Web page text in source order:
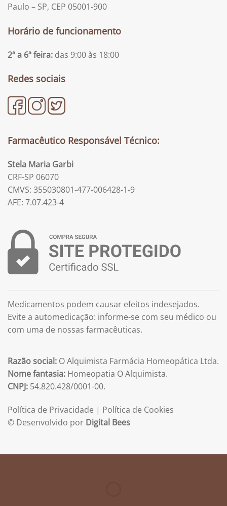
Paulo – SP, CEP 05001-900
Horário de funcionamento
2ª a 6ª feira: das 9:00 às 18:00
Redes sociais
Farmacêutico Responsável Técnico:
Stela Maria Garbi
CRF-SP 06070
CMVS: 355030801-477-006428-1-9
AFE: 7.07.423-4
Medicamentos podem causar efeitos indesejados.
Evite a automedicação: informe-se com seu médico ou
com uma de nossas farmacêuticas.
Razão social: O Alquimista Farmácia Homeopática Ltda.
Nome fantasia: Homeopatia O Alquimista.
CNPJ: 54.820.428/0001-00.
Política de Privacidade | Política de Cookies
© Desenvolvido por Digital Bees